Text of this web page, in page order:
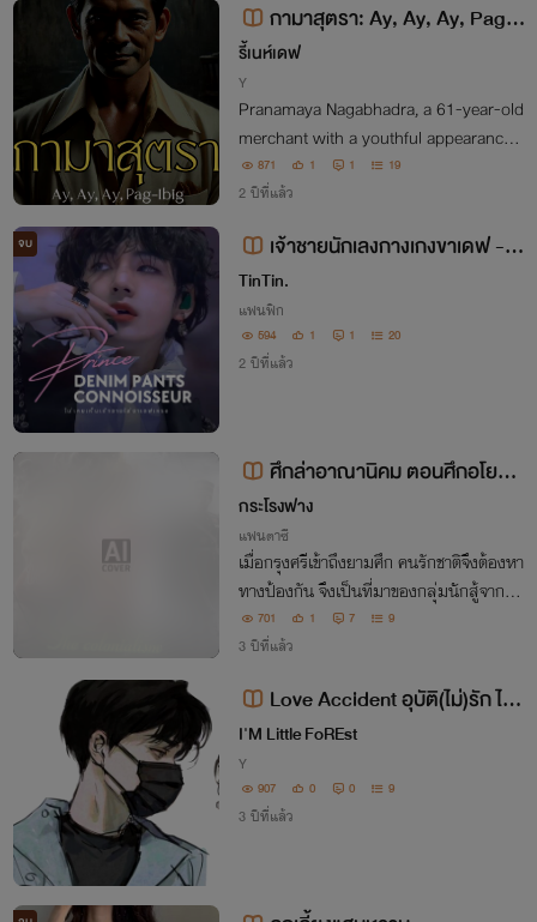
กามาสุตรา: Ay, Ay, Ay, Pag-I
big
รี้เนห์เดฟ
Y
Pranamaya Nagabhadra, a 61-year-old
merchant with a youthful appearance a
nd muscular physique, is in a relations
hip with his four houseboys. Unbekno
d.
871 1 1 19
2 ปีที่แล้ว
จบ
เจ้าชายนักเลงกางเกงขาเดฟ - k
ookv
TinTin.
แฟนฟิก
594 1 1 20
2 ปีที่แล้ว
ศึกล่าอาณานิคม ตอนศึกอโยธย
า
กระโรงฟาง
แฟนตาซี
เมื่อกรุงศรีเข้าถึงยามศึก คนรักชาติจึงต้องหา
ทางป้องกัน จึงเป็นที่มาของกลุ่มนักสู้จากห
ลายๆแห่งมารวมตัวกัน เพื่อดำรงไว้ซึ่งชาติไ
ทยให้คงอยู่ต่อไปตราบนานเท่านาน
701 1 7 9
3 ปีที่แล้ว
Love Accident อุบัติ(ไม่)รัก ได้ไ
ง
I'M Little FoREst
Y
907 0 0 9
3 ปีที่แล้ว